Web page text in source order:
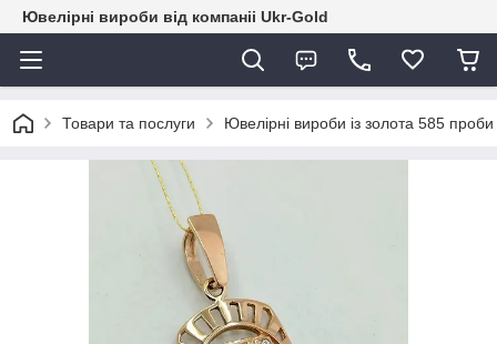
Ювелірні вироби від компаніі Ukr-Gold
Товари та послуги Ювелірні вироби із золота 585 проби